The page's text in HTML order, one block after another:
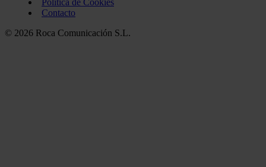
Política de Cookies
Contacto
© 2026 Roca Comunicación S.L.